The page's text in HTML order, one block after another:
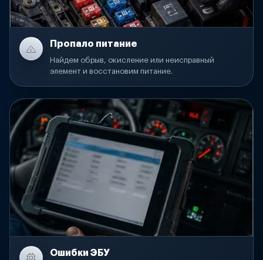
Пропало питание
Найдем обрыв, окисление или неисправный
элемент и восстановим питание.
Ошибки ЭБУ